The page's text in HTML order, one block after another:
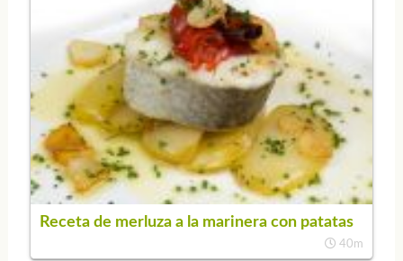
Receta de merluza a la marinera con patatas
40m